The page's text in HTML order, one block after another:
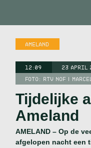
AMELAND
12:09 23 APRIL
FOTO: RTV NOF |
Tijdelijke
Ameland
AMELAND – Op de
afgelopen nacht een